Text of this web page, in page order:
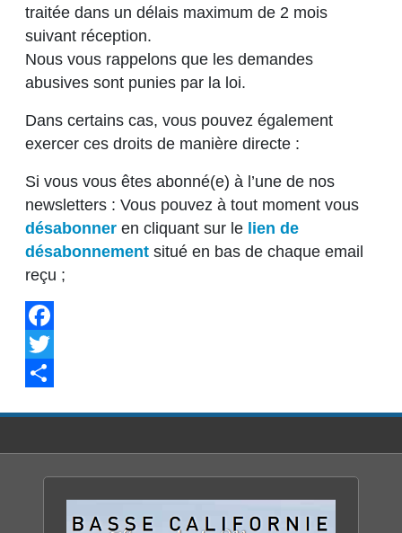
traitée dans un délais maximum de 2 mois
suivant réception.
Nous vous rappelons que les demandes
abusives sont punies par la loi.
Dans certains cas, vous pouvez également
exercer ces droits de manière directe :
Si vous vous êtes abonné(e) à l’une de nos
newsletters : Vous pouvez à tout moment vous
désabonner en cliquant sur le lien de
désabonnement situé en bas de chaque email
reçu ;
Facebook
Twitter